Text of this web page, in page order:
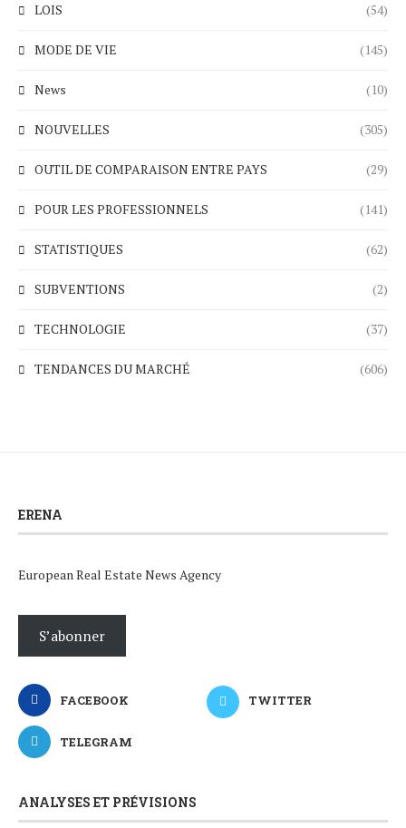
LOIS (54)
MODE DE VIE (145)
News (10)
NOUVELLES (305)
OUTIL DE COMPARAISON ENTRE PAYS (29)
POUR LES PROFESSIONNELS (141)
STATISTIQUES (62)
SUBVENTIONS (2)
TECHNOLOGIE (37)
TENDANCES DU MARCHÉ (606)
ERENA
European Real Estate News Agency
S’abonner
FACEBOOK TWITTER
TELEGRAM
ANALYSES ET PRÉVISIONS